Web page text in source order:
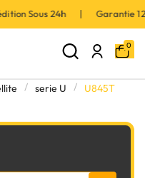
Sous 24h | Garantie
0
serie U U845T